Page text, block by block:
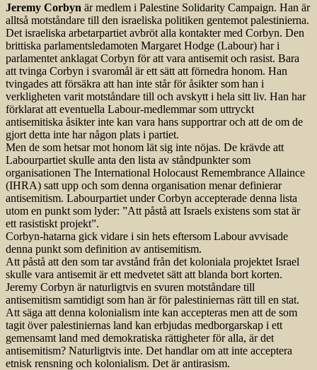
Jeremy Corbyn är medlem i Palestine Solidarity Campaign. Han är
alltså motståndare till den israeliska politiken gentemot palestinierna.
Det israeliska arbetarpartiet avbröt alla kontakter med Corbyn. Den
brittiska parlamentsledamoten Margaret Hodge (Labour) har i
parlamentet anklagat Corbyn för att vara antisemit och rasist. Bara
att tvinga Corbyn i svaromål är ett sätt att förnedra honom. Han
tvingades att försäkra att han inte står för åsikter som han i
verkligheten varit motståndare till och avskytt i hela sitt liv. Han har
förklarat att eventuella Labour-medlemmar som uttryckt
antisemitiska åsikter inte kan vara hans supportrar och att de om de
gjort detta inte har någon plats i partiet.
Men de som hetsar mot honom lät sig inte nöjas. De krävde att
Labourpartiet skulle anta den lista av ståndpunkter som
organisationen The International Holocaust Remembrance Allaince
(IHRA) satt upp och som denna organisation menar definierar
antisemitism. Labourpartiet under Corbyn accepterade denna lista
utom en punkt som lyder: ”Att påstå att Israels existens som stat är
ett rasistiskt projekt”.
Corbyn-hatarna gick vidare i sin hets eftersom Labour avvisade
denna punkt som definition av antisemitism.
Att påstå att den som tar avstånd från det koloniala projektet Israel
skulle vara antisemit är ett medvetet sätt att blanda bort korten.
Jeremy Corbyn är naturligtvis en svuren motståndare till
antisemitism samtidigt som han är för palestiniernas rätt till en stat.
Att säga att denna kolonialism inte kan accepteras men att de som
tagit över palestiniernas land kan erbjudas medborgarskap i ett
gemensamt land med demokratiska rättigheter för alla, är det
antisemitism? Naturligtvis inte. Det handlar om att inte acceptera
etnisk rensning och kolonialism. Det är antirasism.